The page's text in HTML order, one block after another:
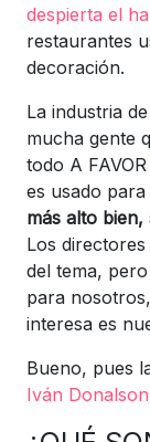
despierta el
restaurantes
decoración.
La industria
mucha gente
todo A
es usado
más alto
Los
del tema,
para
interesa es
Bueno, pues
Iván Donalson